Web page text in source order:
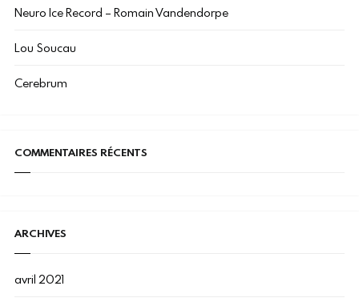
Neuro Ice Record – Romain Vandendorpe
Lou Soucau
Cerebrum
COMMENTAIRES RÉCENTS
ARCHIVES
avril 2021